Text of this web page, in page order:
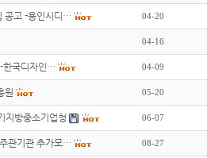
공고 -용인시디… 04-20
04-16
-한국디자인… 04-09
원 05-20
지방중소기업청 06-07
관기관 추가모… 08-27